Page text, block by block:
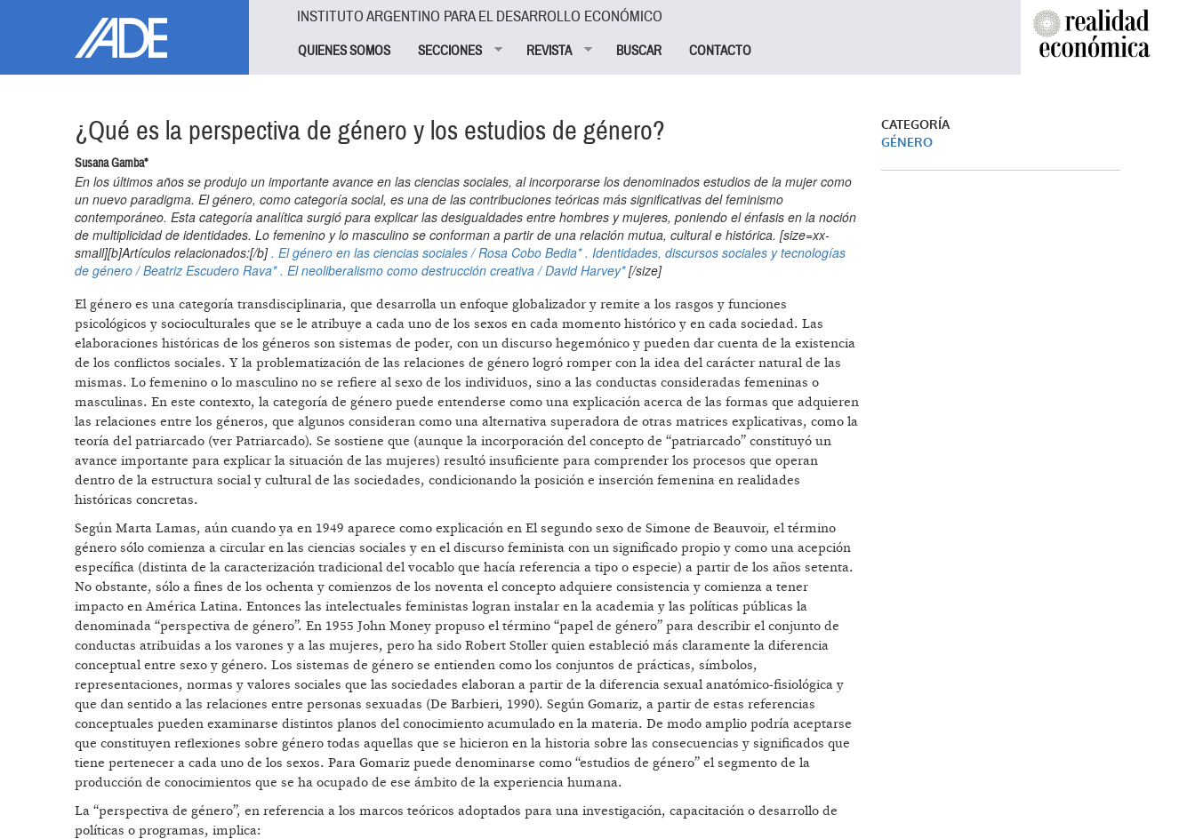
INSTITUTO ARGENTINO PARA EL DESARROLLO ECONÓMICO
QUIENES SOMOS SECCIONES REVISTA BUSCAR CONTACTO
¿Qué es la perspectiva de género y los estudios de género?
Susana Gamba*
En los últimos años se produjo un importante avance en las ciencias sociales, al incorporarse los denominados estudios de la mujer como
un nuevo paradigma. El género, como categoría social, es una de las contribuciones teóricas más significativas del feminismo
contemporáneo. Esta categoría analítica surgió para explicar las desigualdades entre hombres y mujeres, poniendo el énfasis en la noción
de multiplicidad de identidades. Lo femenino y lo masculino se conforman a partir de una relación mutua, cultural e histórica. [size=xx-
small][b]Artículos relacionados:[/b] . El género en las ciencias sociales / Rosa Cobo Bedia* . Identidades, discursos sociales y tecnologías
de género / Beatriz Escudero Rava* . El neoliberalismo como destrucción creativa / David Harvey*[/size]
El género es una categoría transdisciplinaria, que desarrolla un enfoque globalizador y remite a los rasgos y funciones
psicológicos y socioculturales que se le atribuye a cada uno de los sexos en cada momento histórico y en cada sociedad. Las
elaboraciones históricas de los géneros son sistemas de poder, con un discurso hegemónico y pueden dar cuenta de la existencia
de los conflictos sociales. Y la problematización de las relaciones de género logró romper con la idea del carácter natural de las
mismas. Lo femenino o lo masculino no se refiere al sexo de los individuos, sino a las conductas consideradas femeninas o
masculinas. En este contexto, la categoría de género puede entenderse como una explicación acerca de las formas que adquieren
las relaciones entre los géneros, que algunos consideran como una alternativa superadora de otras matrices explicativas, como la
teoría del patriarcado (ver Patriarcado). Se sostiene que (aunque la incorporación del concepto de “patriarcado” constituyó un
avance importante para explicar la situación de las mujeres) resultó insuficiente para comprender los procesos que operan
dentro de la estructura social y cultural de las sociedades, condicionando la posición e inserción femenina en realidades
históricas concretas.
Según Marta Lamas, aún cuando ya en 1949 aparece como explicación en El segundo sexo de Simone de Beauvoir, el término
género sólo comienza a circular en las ciencias sociales y en el discurso feminista con un significado propio y como una acepción
específica (distinta de la caracterización tradicional del vocablo que hacía referencia a tipo o especie) a partir de los años setenta.
No obstante, sólo a fines de los ochenta y comienzos de los noventa el concepto adquiere consistencia y comienza a tener
impacto en América Latina. Entonces las intelectuales feministas logran instalar en la academia y las políticas públicas la
denominada “perspectiva de género”. En 1955 John Money propuso el término “papel de género” para describir el conjunto de
conductas atribuidas a los varones y a las mujeres, pero ha sido Robert Stoller quien estableció más claramente la diferencia
conceptual entre sexo y género. Los sistemas de género se entienden como los conjuntos de prácticas, símbolos,
representaciones, normas y valores sociales que las sociedades elaboran a partir de la diferencia sexual anatómico-fisiológica y
que dan sentido a las relaciones entre personas sexuadas (De Barbieri, 1990). Según Gomariz, a partir de estas referencias
conceptuales pueden examinarse distintos planos del conocimiento acumulado en la materia. De modo amplio podría aceptarse
que constituyen reflexiones sobre género todas aquellas que se hicieron en la historia sobre las consecuencias y significados que
tiene pertenecer a cada uno de los sexos. Para Gomariz puede denominarse como “estudios de género” el segmento de la
producción de conocimientos que se ha ocupado de ese ámbito de la experiencia humana.
La “perspectiva de género”, en referencia a los marcos teóricos adoptados para una investigación, capacitación o desarrollo de
políticas o programas, implica:
CATEGORÍA
GÉNERO